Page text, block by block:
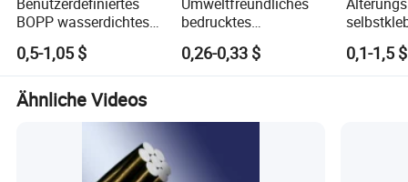
BOPP wasserdichtes
transparentes Super-
Klebe-Packband
0,5-1,05 $
bedrucktes
beschreibbares
selbstklebendes
verstärktes
0,26-0,33 $
reinem
Duct
0,1-1,5 $
Ähnliche Videos